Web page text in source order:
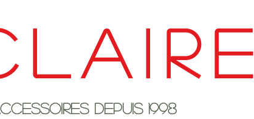
depuis 1998